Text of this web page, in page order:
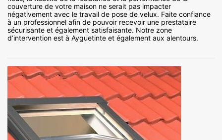
couverture de votre maison ne serait pas impacter
négativement avec le travail de pose de velux. Faite confiance
à un professionnel afin de pouvoir recevoir une prestataire
sécurisante et également satisfaisante. Notre zone
d’intervention est à Ayguetinte et également aux alentours.